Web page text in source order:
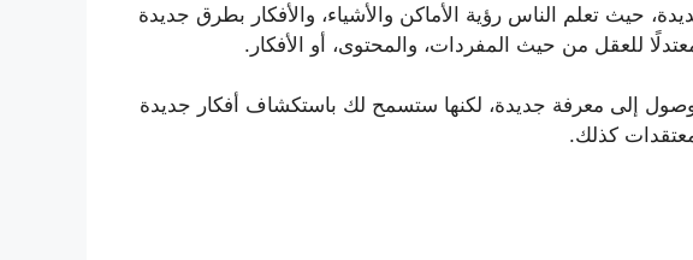
حيث تعلم الناس رؤية الأماكن والأشياء، والأفكار بطرق جديدة
للعقل من حيث المفردات، والمحتوى، أو الأفكار.
إلى معرفة جديدة، لكنها ستسمح لك باستكشاف أفكار جديدة
كذلك.